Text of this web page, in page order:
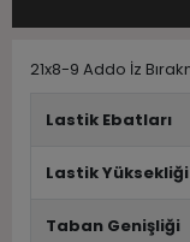
21x8-9 Addo İz
Lastik Ebatları
Lastik Yüksekliği
Taban Genişliği